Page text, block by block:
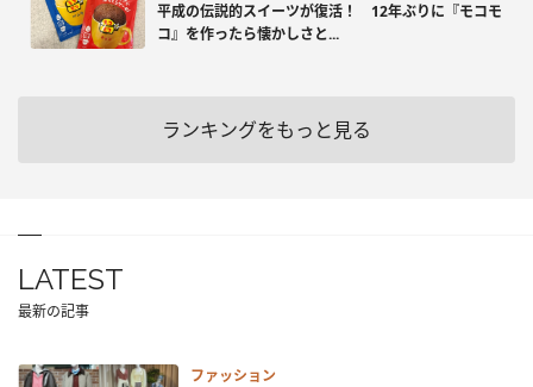
平成の伝説的スイーツが復活！ 12年ぶりに『モコモ
コ』を作ったら懐かしさと...
ランキングをもっと見る
LATEST
最新の記事
ファッション